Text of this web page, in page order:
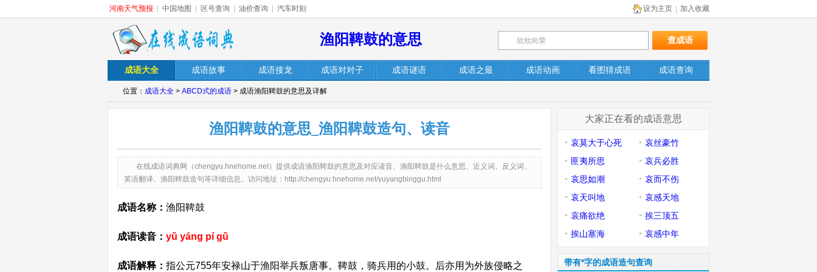
河南天气预报 中国地图 区号查询 油价查询 汽车时刻 加入收藏
设为主页
渔阳鞞鼓的意思
成语大全 成语故事 成语接龙 成语对对子 成语谜语 成语之最 成语动画 看图猜成语 成语查询
位置： 成语大全 > ABCD式的成语 > 成语渔阳鞞鼓的意思及详解
渔阳鞞鼓的意思_渔阳鞞鼓造句、读音
在线成语词典网（chengyu.hnehome.net）提供成语渔阳鞞鼓的意思及对应读音、渔阳鞞鼓是什么意思、近义词、反义词、
英语翻译、渔阳鞞鼓造句等详细信息。访问地址：http://chengyu.hnehome.net/yuyangbinggu.html
成语名称： 渔阳鞞鼓
成语读音： yǔ yáng pí gǔ
成语解释： 指公元755年安禄山于渔阳举兵叛唐事。鞞鼓，骑兵用的小鼓。后亦用为外族侵略之
大家正在看的成语意思
哀莫大于心死
哀丝豪竹
匪夷所思
哀兵必胜
哀思如潮
哀而不伤
哀天叫地
哀感天地
哀痛欲绝
挨三顶五
挨山塞海
哀感中年
带有*字的成语造句查询